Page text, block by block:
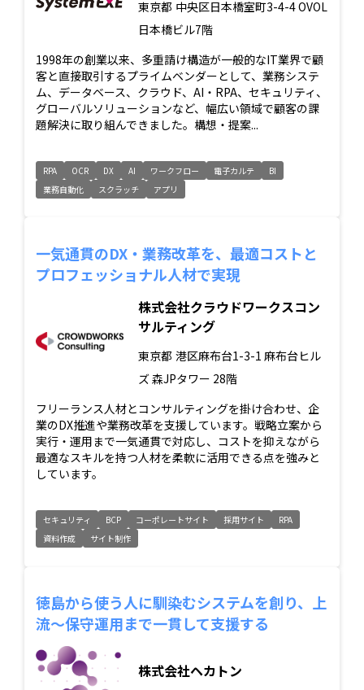
東京都 中央区日本橋室町3-4-4 OVOL
日本橋ビル7階
1998年の創業以来、多重請け構造が一般的なIT業界で顧
客と直接取引するプライムベンダーとして、業務システ
ム、データベース、クラウド、AI・RPA、セキュリティ、
グローバルソリューションなど、幅広い領域で顧客の課
題解決に取り組んできました。構想・提案...
RPA OCR DX AI ワークフロー 電子カルテ
BI
業務自動化
スクラッチ アプリ
一気通貫のDX・業務改革を、最適コストと
プロフェッショナル人材で実現
株式会社クラウドワークスコン
サルティング
東京都 港区麻布台1-3-1 麻布台ヒル
ズ 森JPタワー 28階
フリーランス人材とコンサルティングを掛け合わせ、企
業のDX推進や業務改革を支援しています。戦略立案から
実行・運用まで一気通貫で対応し、コストを抑えながら
最適なスキルを持つ人材を柔軟に活用できる点を強みと
しています。
セキュリティ BCP コーポレートサイト 採用サイト
RPA
資料作成
サイト制作
徳島から使う人に馴染むシステムを創り、上
流〜保守運用まで一貫して支援する
株式会社ヘカトン